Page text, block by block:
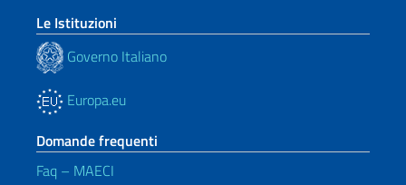
Le Istituzioni
Governo Italiano
Europa.eu
Domande frequenti
Faq – MAECI